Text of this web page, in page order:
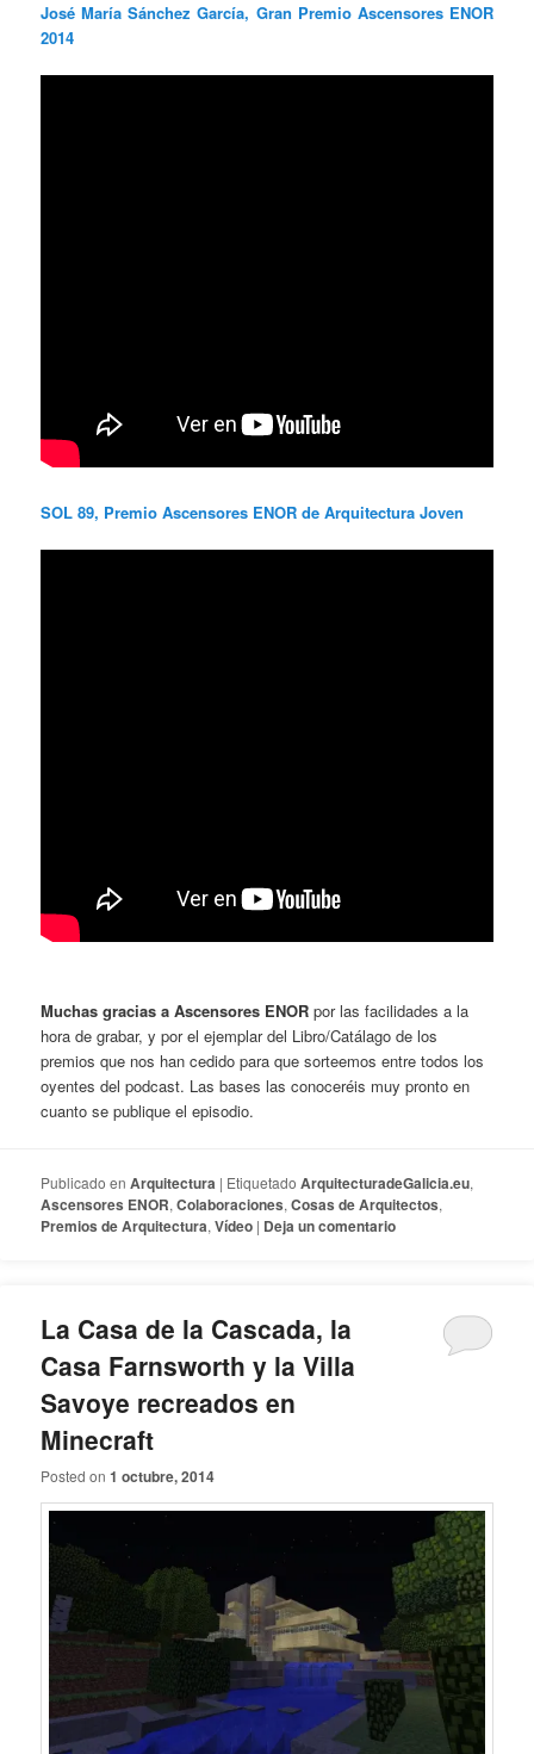
José María Sánchez García, Gran Premio Ascensores ENOR
2014
SOL 89, Premio Ascensores ENOR de Arquitectura Joven
Muchas gracias a Ascensores ENOR por las facilidades a la
hora de grabar, y por el ejemplar del Libro/Catálago de los
premios que nos han cedido para que sorteemos entre todos los
oyentes del podcast. Las bases las conoceréis muy pronto en
cuanto se publique el episodio.
Publicado en Arquitectura | Etiquetado ArquitecturadeGalicia.eu,
Ascensores ENOR,Colaboraciones,Cosas de Arquitectos,
Premios de Arquitectura,Vídeo | Deja un comentario
La Casa de la Cascada, la
Casa Farnsworth y la Villa
Savoye recreados en
Minecraft
Posted on1 octubre, 2014